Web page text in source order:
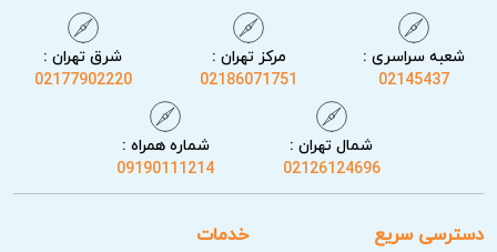
شعبه سراسری :
02145437
مرکز تهران :
02186071751
شرق تهران :
02177902220
شمال تهران :
02126124696
شماره همراه :
09190111214
دسترسی سریع خدمات